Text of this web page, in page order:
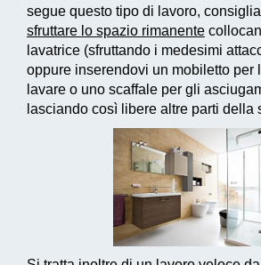
segue questo tipo di lavoro,
sfruttare lo spazio rimanente
lavatrice (sfruttando i medesimi
oppure inserendovi un mobiletto per
lavare o uno scaffale per gli
lasciando così libere altre parti della